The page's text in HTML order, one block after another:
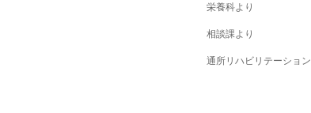
栄養科より
相談課より
通所リハビリテーション